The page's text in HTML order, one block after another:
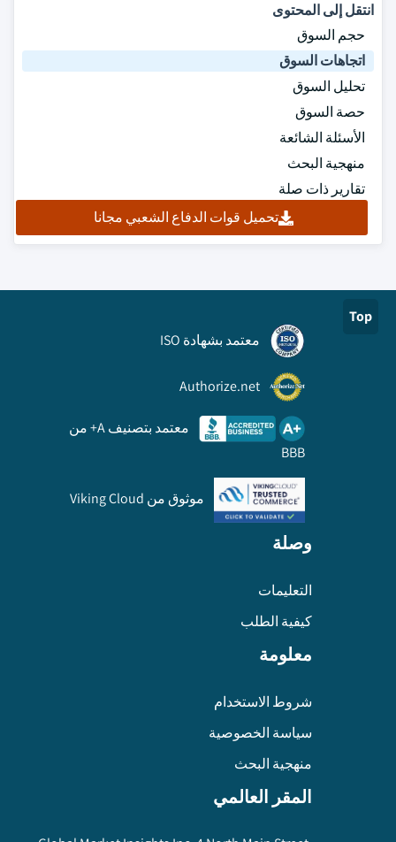
انتقل إلى المحتوى
حجم السوق
اتجاهات السوق
تحليل السوق
حصة السوق
الأسئلة الشائعة
منهجية البحث
تقارير ذات صلة
تحميل قوات الدفاع الشعبي مجانا
Top
معتمد بشهادة ISO
Authorize.net
معتمد بتصنيف A+ من
BBB
موثوق من Viking Cloud
وصلة
التعليمات
كيفية الطلب
معلومة
شروط الاستخدام
سياسة الخصوصية
منهجية البحث
المقر العالمي